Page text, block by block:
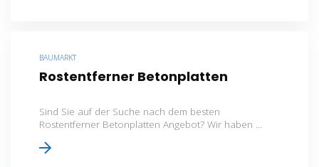
BAUMARKT
Rostentferner Betonplatten
Sind Sie auf der Suche nach dem besten
Rostentferner Betonplatten Angebot? Wir haben ...